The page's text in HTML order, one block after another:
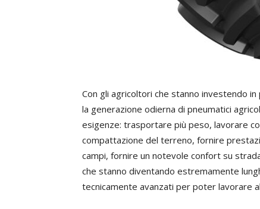
Con gli agricoltori che stanno investendo
la generazione odierna di pneumatici
esigenze: trasportare più peso, lavorare
compattazione del terreno, fornire
campi, fornire un notevole confort su
che stanno diventando estremamente
tecnicamente avanzati per poter lavorare